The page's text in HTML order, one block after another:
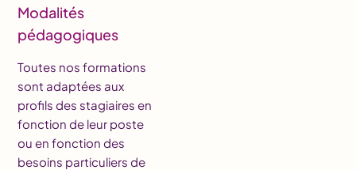
Modalités
pédagogiques
Toutes nos formations
sont adaptées aux
profils des stagiaires en
fonction de leur poste
ou en fonction des
besoins particuliers de